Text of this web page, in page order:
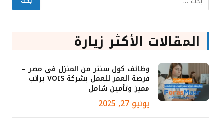
المقالات الأكثر زيارة
وظائف كول سنتر من المنزل في مصر –
فرصة العمر للعمل بشركة VOIS براتب
مميز وتأمين شامل
يونيو 27, 2025